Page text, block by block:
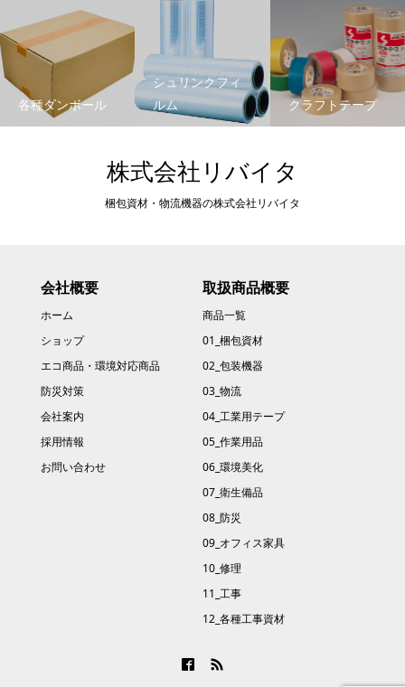
各種ダンボール
シュリンクフィ
ルム
クラフトテープ
株式会社リバイタ
梱包資材・物流機器の株式会社リバイタ
会社概要
ホーム
ショップ
エコ商品・環境対応商品
防災対策
会社案内
採用情報
お問い合わせ
取扱商品概要
商品一覧
01_梱包資材
02_包装機器
03_物流
04_工業用テープ
05_作業用品
06_環境美化
07_衛生備品
08_防災
09_オフィス家具
10_修理
11_工事
12_各種工事資材